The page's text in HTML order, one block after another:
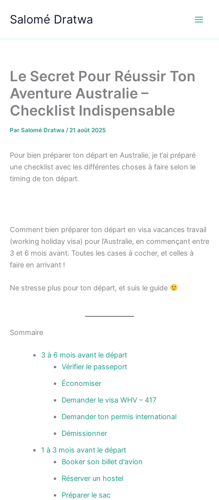
Salomé Dratwa
Le Secret Pour Réussir Ton
Aventure Australie –
Checklist Indispensable
Par Salomé Dratwa /21 août 2025
Pour bien préparer ton départ en Australie, je t’ai préparé
une checklist avec les différentes choses à faire selon le
timing de ton départ.
Comment bien préparer ton départ en visa vacances travail
(working holiday visa) pour l’Australie, en commençant entre
3 et 6 mois avant. Toutes les cases à cocher, et celles à
faire en arrivant !
Ne stresse plus pour ton départ, et suis le guide
Sommaire
3 à 6 mois avant le départ
Vérifier le passeport
Économiser
Demander le visa WHV – 417
Demander ton permis international
Démissionner
1 à 3 mois avant le départ
Booker son billet d'avion
Réserver un hostel
Préparer le sac